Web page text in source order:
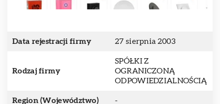
Data rejestracji firmy 27 sierpnia 2003
Rodzaj firmy
SPÓŁKI Z
OGRANICZONĄ
ODPOWIEDZIALNOŚCIĄ
Region (Województwo) -